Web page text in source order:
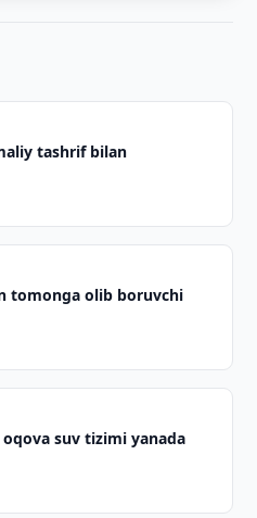
tashrif bilan
tomonga olib boruvchi
suv tizimi yanada